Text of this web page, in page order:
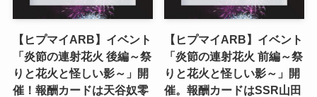
【ヒプマイARB】イベント
「炎節の連射花火 後編～祭
りと花火と怪しい影～」開
催！報酬カードは天谷奴零
【ヒプマイARB】イベント
「炎節の連射花火 前編～祭
りと花火と怪しい影～」開
催。報酬カードはSSR山田